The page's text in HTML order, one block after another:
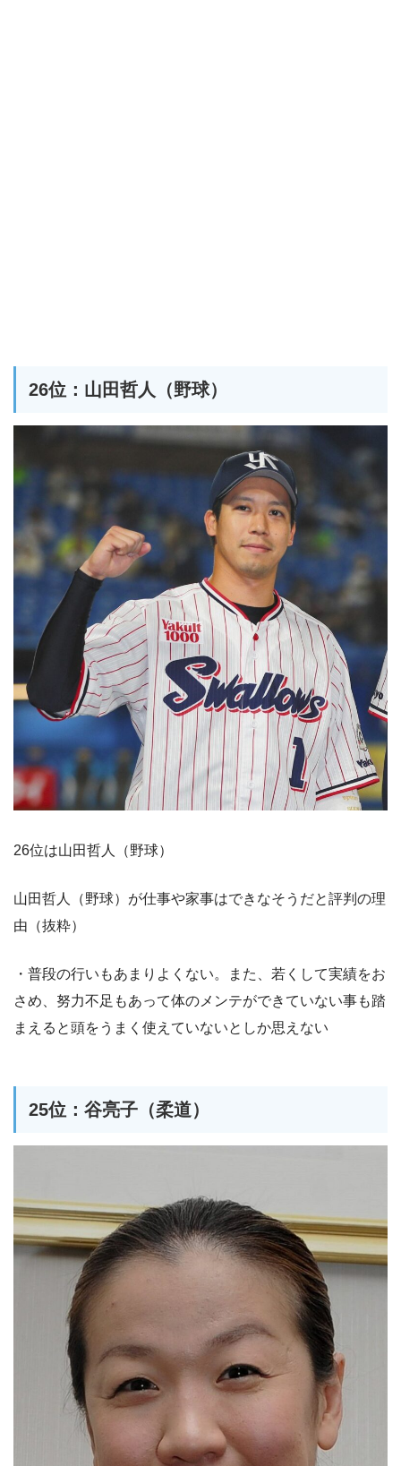
26位：山田哲人（野球）
26位は山田哲人（野球）
山田哲人（野球）が仕事や家事はできなそうだと評判の理
由（抜粋）
・普段の行いもあまりよくない。また、若くして実績をお
さめ、努力不足もあって体のメンテができていない事も踏
まえると頭をうまく使えていないとしか思えない
25位：谷亮子（柔道）